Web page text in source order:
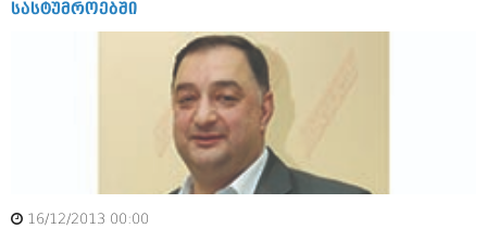
ივნისი 2011 (438)
აპრილი 2011 (294)
მარტი 2011 (654)
თებერვალი 2011 (329)
იანვარი 2011 (647)
დეკემბერი 2010 (881)
ნოემბერი 2010 (422)
ოქტომბერი 2010 (341)
სექტემბერი 2010 (449)
სასტუმროებში
16/12/2013 00:00